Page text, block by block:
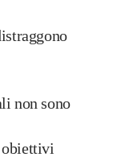
non sono